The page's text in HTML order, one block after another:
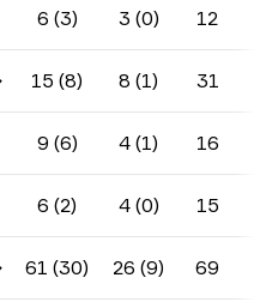
6 (3) 3 (0) 12
15 (8) 8 (1) 31
9 (6) 4 (1) 16
6 (2) 4 (0) 15
61 (30) 26 (9) 69